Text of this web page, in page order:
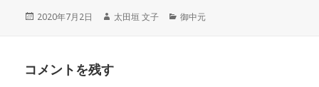
投
2020年7月2日
作
太田垣 文子
カ
御中元
コメントを残す